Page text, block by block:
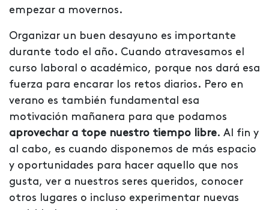
empezar a movernos.
Organizar un buen desayuno es importante
durante todo el año. Cuando atravesamos el
curso laboral o académico, porque nos dará esa
fuerza para encarar los retos diarios. Pero en
verano es también fundamental esa
motivación mañanera para que podamos
aprovechar a tope nuestro tiempo libre. Al fin y
al cabo, es cuando disponemos de más espacio
y oportunidades para hacer aquello que nos
gusta, ver a nuestros seres queridos, conocer
otros lugares o incluso experimentar nuevas